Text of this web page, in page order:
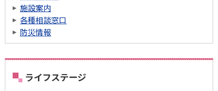
施設案内
各種相談窓口
防災情報
ライフステージ